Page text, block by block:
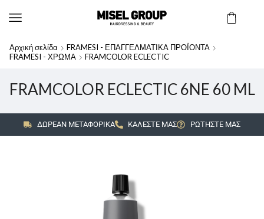
Αρχική σελίδα
FRAMESI - ΕΠΑΓΓΕΛΜΑΤΙΚΑ ΠΡΟΪΟΝΤΑ
FRAMESI - ΧΡΩΜΑ
FRAMCOLOR ECLECTIC
FRAMCOLOR ECLECTIC 6NE 60 ML
ΔΩΡΕΑΝ ΜΕΤΑΦΟΡΙΚΑ ΚΑΛΕΣΤΕ ΜΑΣ ΡΩΤΗΣΤΕ ΜΑΣ